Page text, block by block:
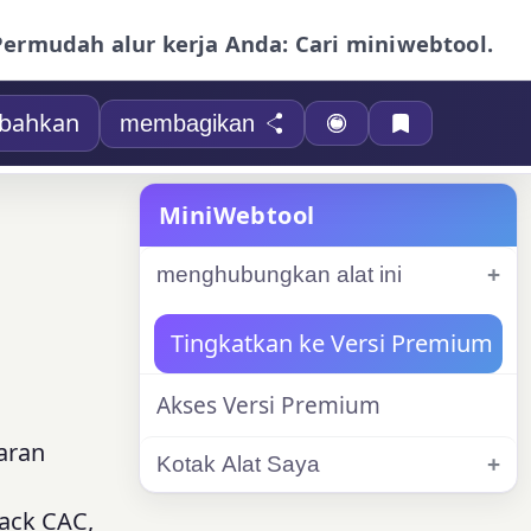
alur kerja Anda: Cari miniwebtool.
membagikan
CAC,
MiniWebtool
menghubungkan alat ini
Tingkatkan ke Versi Premium
Akses Versi Premium
Kotak Alat Saya